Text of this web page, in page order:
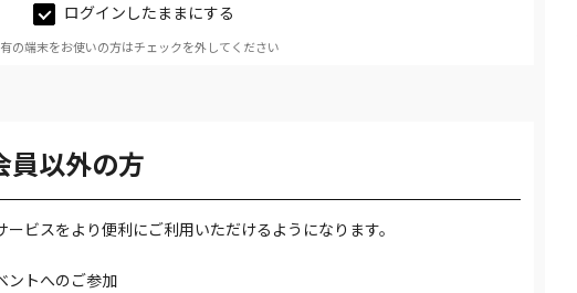
ログインしたままにする
の端末をお使いの方はチェックを外してください
員以外の方
ビスをより便利にご利用いただけるようになります。
ントへのご参加